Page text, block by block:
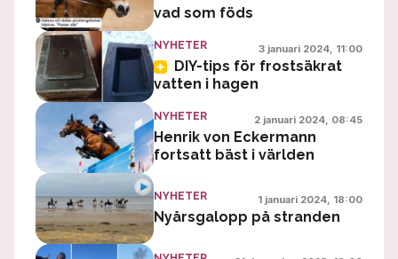
vad som föds
NYHETER 3 januari 2024, 11:00
DIY-tips för frostsäkrat
vatten i hagen
NYHETER 2 januari 2024, 08:45
Henrik von Eckermann
fortsatt bäst i världen
NYHETER 1 januari 2024, 18:00
Nyårsgalopp på stranden